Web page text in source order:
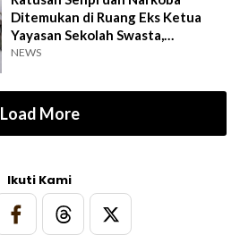
Ditemukan di Ruang Eks Ketua
Yayasan Sekolah Swasta,
Pengelola Buka Suara
NEWS
Load More
Ikuti Kami